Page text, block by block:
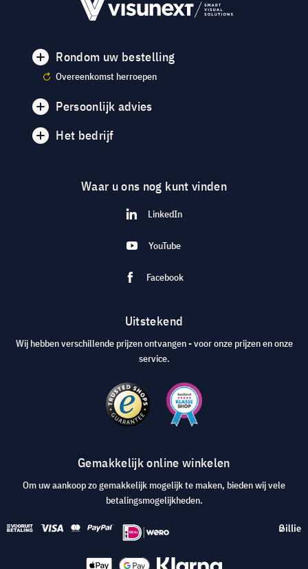
Rondom uw bestelling
Overeenkomst herroepen
Persoonlijk advies
Het bedrijf
Waar u ons nog kunt vinden
LinkedIn
YouTube
Facebook
Uitstekend
Wij hebben verschillende prijzen ontvangen - voor onze prijzen en onze
service.
Gemakkelijk online winkelen
Om uw aankoop zo gemakkelijk mogelijk te maken, bieden wij vele
betalingsmogelijkheden.